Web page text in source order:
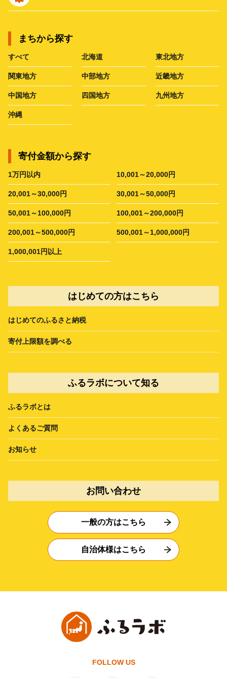
まちから探す
すべて 北海道 東北地方
関東地方 中部地方 近畿地方
中国地方 四国地方 九州地方
沖縄
寄付金額から探す
1万円以内 10,001～20,000円
20,001～30,000円 30,001～50,000円
50,001～100,000円 100,001～200,000円
200,001～500,000円 500,001～1,000,000円
1,000,001円以上
はじめての方はこちら
はじめてのふるさと納税
寄付上限額を調べる
ふるラボについて知る
ふるラボとは
よくあるご質問
お知らせ
お問い合わせ
一般の方はこちら
自治体様はこちら
FOLLOW US